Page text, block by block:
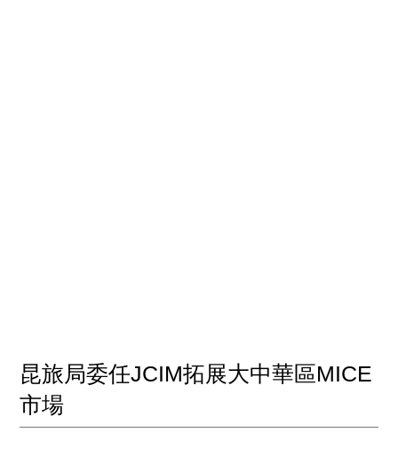
昆旅局委任JCIM拓展大中華區MICE
市場